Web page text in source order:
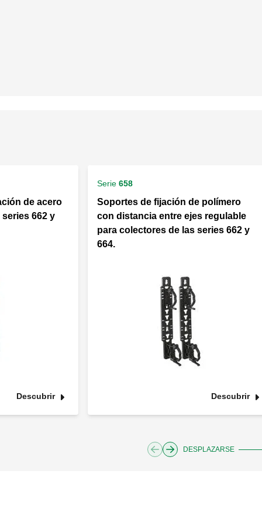
de acero
662 y
Descubrir
Serie 658
Soportes de fijación de polímero
con distancia entre ejes regulable
para colectores de las series 662 y
664.
Descubrir
DESPLAZARSE